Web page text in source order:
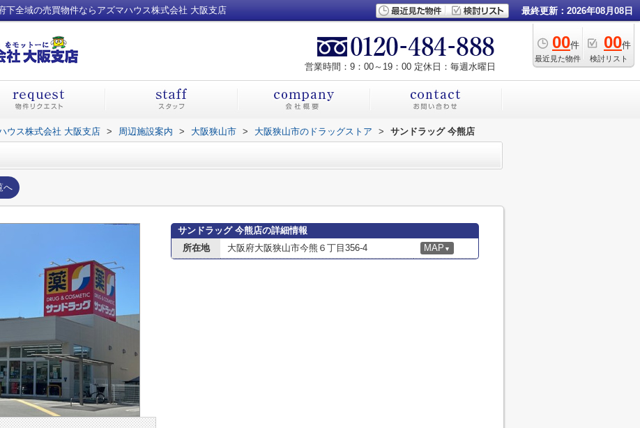
下全域の売買物件ならアズマハウス株式会社 大阪支店 最終更新：2026年08月08日
00件
最近見た物件
00件
検討リスト
営業時間：9：00～19：00 定休日：毎週水曜日
ウス株式会社 大阪支店 > 周辺施設案内 > 大阪狭山市 > 大阪狭山市のドラッグストア > サンドラッグ 今熊店
へ
サンドラッグ 今熊店の詳細情報
所在地
大阪府大阪狭山市今熊６丁目356-4 MAP ▼